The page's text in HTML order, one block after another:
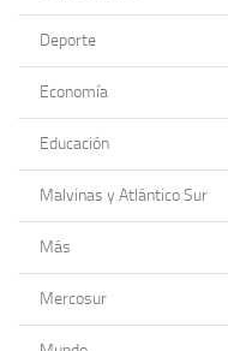
Deporte
Economía
Educación
Malvinas y Atlántico Sur
Más
Mercosur